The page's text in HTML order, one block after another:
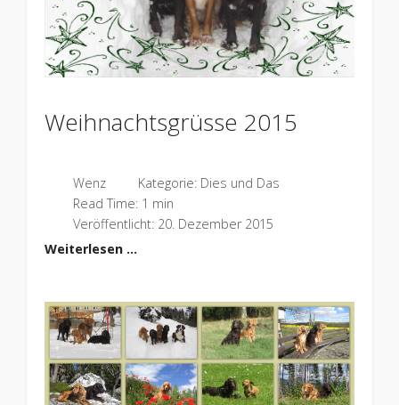
Weihnachtsgrüsse 2015
Wenz Kategorie: Dies und Das
Read Time: 1 min
Veröffentlicht: 20. Dezember 2015
Weiterlesen …